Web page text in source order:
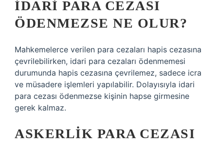
İDARI PARA CEZASI
ÖDENMEZSE NE OLUR?
Mahkemelerce verilen para cezaları hapis cezasına
çevrilebilirken, idari para cezaları ödenmemesi
durumunda hapis cezasına çevrilemez, sadece icra
ve müsadere işlemleri yapılabilir. Dolayısıyla idari
para cezası ödenmezse kişinin hapse girmesine
gerek kalmaz.
ASKERLIK PARA CEZASI